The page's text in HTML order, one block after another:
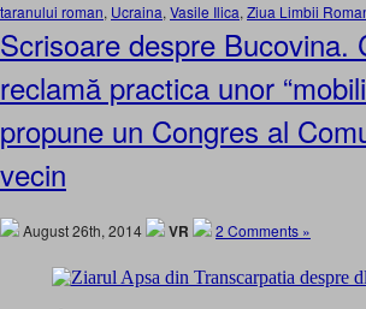
taranului roman, Ucraina, Vasile Ilica, Ziua Limbii
Scrisoare despre Bucovina.
reclamă practica unor
propune un Congres al
vecin
August 26th, 2014 VR 2 Comments »